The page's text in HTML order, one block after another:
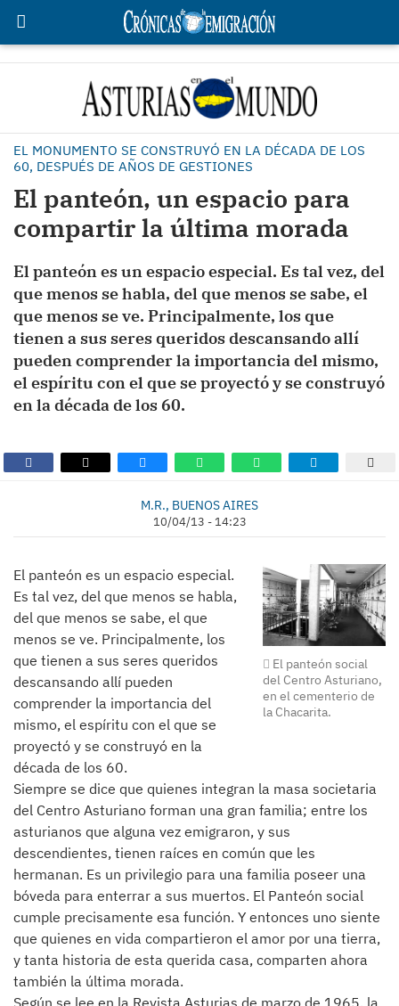
EL MONUMENTO SE CONSTRUYÓ EN LA DÉCADA DE LOS
60, DESPUÉS DE AÑOS DE GESTIONES
El panteón, un espacio para
compartir la última morada
El panteón es un espacio especial. Es tal vez, del
que menos se habla, del que menos se sabe, el
que menos se ve. Principalmente, los que
tienen a sus seres queridos descansando allí
pueden comprender la importancia del mismo,
el espíritu con el que se proyectó y se construyó
en la década de los 60.
M.R., BUENOS AIRES
10/04/13 - 14:23
El panteón social
del Centro Asturiano,
en el cementerio de
la Chacarita.
El panteón es un espacio especial.
Es tal vez, del que menos se habla,
del que menos se sabe, el que
menos se ve. Principalmente, los
que tienen a sus seres queridos
descansando allí pueden
comprender la importancia del
mismo, el espíritu con el que se
proyectó y se construyó en la
década de los 60.
Siempre se dice que quienes integran la masa societaria
del Centro Asturiano forman una gran familia; entre los
asturianos que alguna vez emigraron, y sus
descendientes, tienen raíces en común que les
hermanan. Es un privilegio para una familia poseer una
bóveda para enterrar a sus muertos. El Panteón social
cumple precisamente esa función. Y entonces uno siente
que quienes en vida compartieron el amor por una tierra,
y tanta historia de esta querida casa, comparten ahora
también la última morada.
Según se lee en la Revista Asturias de marzo de 1965, la